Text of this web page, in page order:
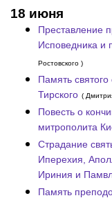
18 июня
Преставление
Исповедника и
Ростовского )
Память
Тирского (
Повесть о
митрополита
Страдание
Иперехия,
Ириния и
Память